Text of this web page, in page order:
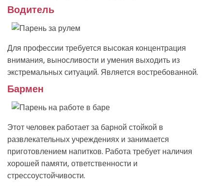
Водитель
Для профессии требуется высокая концентрация
внимания, выносливости и умения выходить из
экстремальных ситуаций. Является востребованной.
Бармен
Этот человек работает за барной стойкой в
развлекательных учреждениях и занимается
приготовлением напитков. Работа требует наличия
хорошей памяти, ответственности и
стрессоустойчивости.